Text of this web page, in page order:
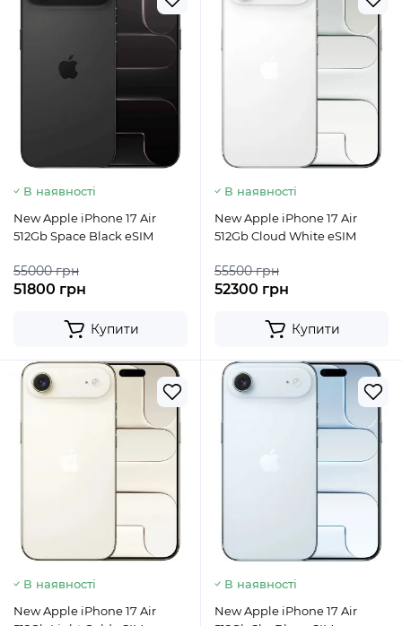
В наявності
New Apple iPhone 17 Air
512Gb Space Black eSIM
55000 грн
51800 грн
Купити
В наявності
New Apple iPhone 17 Air
512Gb Cloud White eSIM
55500 грн
52300 грн
Купити
В наявності
New Apple iPhone 17 Air
В наявності
New Apple iPhone 17 Air